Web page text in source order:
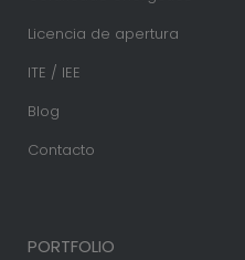
Licencia de apertura
ITE / IEE
Blog
Contacto
PORTFOLIO